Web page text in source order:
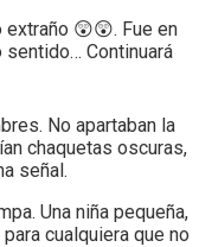
😲😲. Fue en
Continuará
No apartaban la
chaquetas oscuras,
señal.
Una niña pequeña,
cualquiera que no